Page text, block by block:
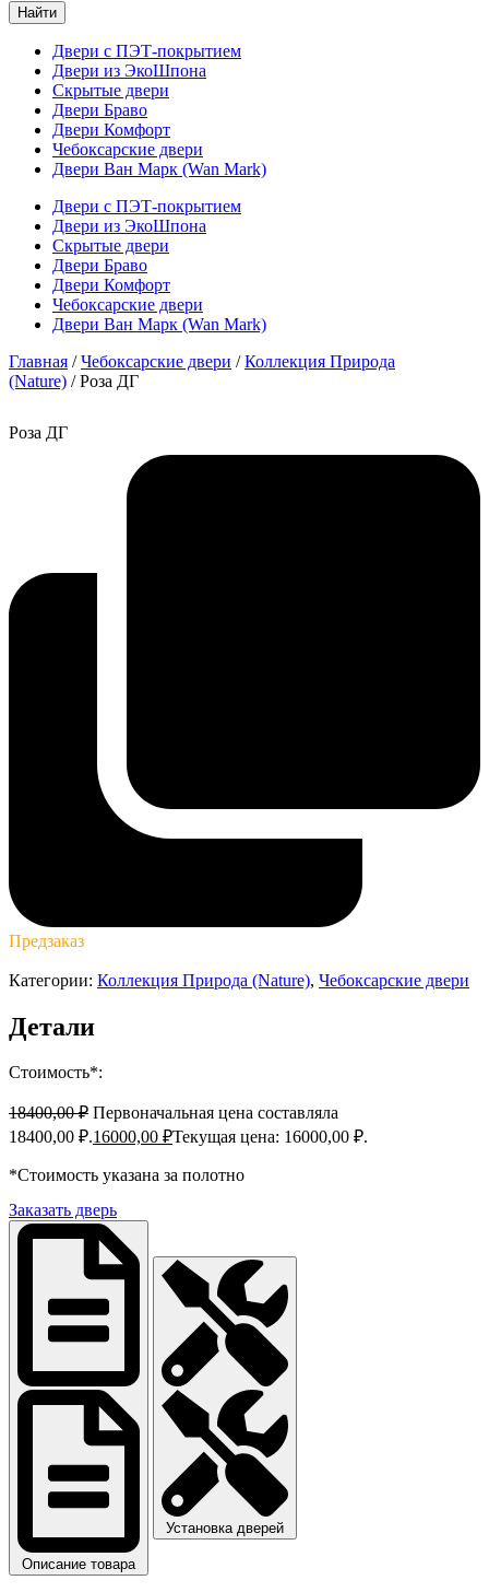
Найти
Двери с ПЭТ-покрытием
Двери из ЭкоШпона
Скрытые двери
Двери Браво
Двери Комфорт
Чебоксарские двери
Двери Ван Марк (Wan Mark)
Двери с ПЭТ-покрытием
Двери из ЭкоШпона
Скрытые двери
Двери Браво
Двери Комфорт
Чебоксарские двери
Двери Ван Марк (Wan Mark)
Главная /Чебоксарские двери /Коллекция Природа
(Nature) / Роза ДГ
Роза ДГ
Предзаказ
Категории: Коллекция Природа (Nature), Чебоксарские двери
Детали
Стоимость*:
18400,00₽ Первоначальная цена составляла
18400,00 ₽.16000,00 ₽Текущая цена: 16000,00 ₽.
*Стоимость указана за полотно
Заказать дверь
Описание товара
Установка дверей